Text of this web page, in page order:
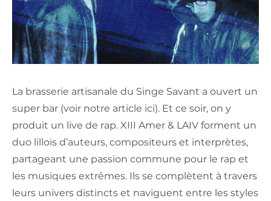
La brasserie artisanale du Singe Savant a ouvert un
super bar (voir notre article ici). Et ce soir, on y
produit un live de rap. XIII Amer & LAIV forment un
duo lillois d’auteurs, compositeurs et interprètes,
partageant une passion commune pour le rap et
les musiques extrêmes. Ils se complètent à travers
leurs univers distincts et naviguent entre les styles